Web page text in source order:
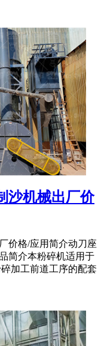
沙机械出厂价
价格/应用简介动刀座
简介本粉碎机适用于
加工前道工序的配套